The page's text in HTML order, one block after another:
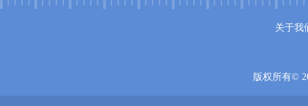
关于我
版权所有©